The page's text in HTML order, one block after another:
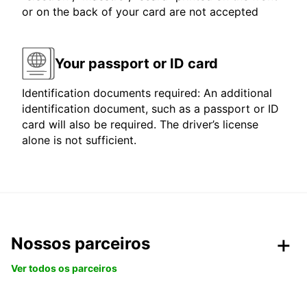
or on the back of your card are not accepted
Your passport or ID card
Identification documents required: An additional
identification document, such as a passport or ID
card will also be required. The driver’s license
alone is not sufficient.
Nossos parceiros
Ver todos os parceiros